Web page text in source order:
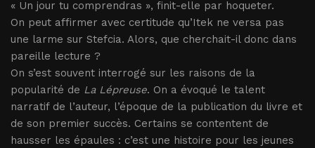
« Un jour tu comprendras », finit-elle par hoqueter.
On peut affirmer avec certitude qu’Itek ne versa pas
une larme sur Stefcia. Alors, que cherchait-il donc dans
pareille lecture ?
On s’est souvent interrogé sur les raisons de la
popularité de La Lépreuse. On a évoqué le talent
narratif de l’auteur, l’époque de la publication du livre et
de son premier succès. Certains se contentent de
hausser les épaules : c’est une histoire pour les jeunes